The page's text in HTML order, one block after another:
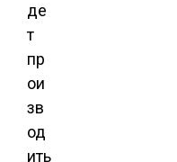
де
т
пр
ои
зв
од
ить